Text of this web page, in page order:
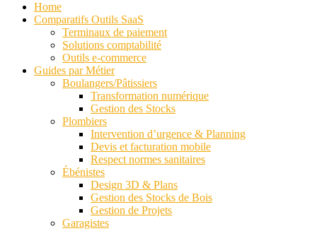
Home
Comparatifs Outils SaaS
Terminaux de paiement
Solutions comptabilité
Outils e-commerce
Guides par Métier
Boulangers/Pâtissiers
Transformation numérique
Gestion des Stocks
Plombiers
Intervention d’urgence & Planning
Devis et facturation mobile
Respect normes sanitaires
Ébénistes
Design 3D & Plans
Gestion des Stocks de Bois
Gestion de Projets
Garagistes